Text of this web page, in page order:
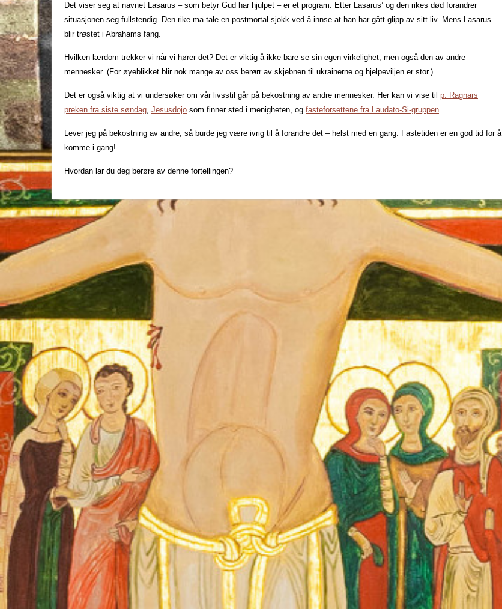
Det viser seg at navnet Lasarus – som betyr Gud har hjulpet – er et program: Etter Lasarus’ og den rikes død forandrer
situasjonen seg fullstendig. Den rike må tåle en postmortal sjokk ved å innse at han har gått glipp av sitt liv. Mens Lasarus
blir trøstet i Abrahams fang.
Hvilken lærdom trekker vi når vi hører det? Det er viktig å ikke bare se sin egen virkelighet, men også den av andre
mennesker. (For øyeblikket blir nok mange av oss berørr av skjebnen til ukrainerne og hjelpeviljen er stor.)
Det er også viktig at vi undersøker om vår livsstil går på bekostning av andre mennesker. Her kan vi vise til p. Ragnars
preken fra siste søndag, Jesusdojo som finner sted i menigheten, og fasteforsettene fra Laudato-Si-gruppen.
Lever jeg på bekostning av andre, så burde jeg være ivrig til å forandre det – helst med en gang. Fastetiden er en god tid for å
komme i gang!
Hvordan lar du deg berøre av denne fortellingen?